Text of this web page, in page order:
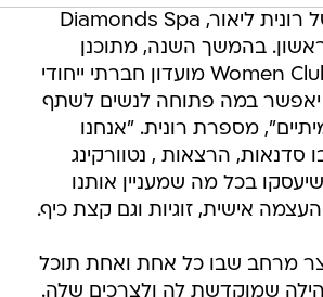
במסגרת החזון של רונית ליאור, Diamonds Spa
בהמשך השנה, מתוכנן
להיפתח במקוםWomen Club מועדון חברתי ייחודי
יאפשר במה פתוחה לנשים לשתף
מספרת רונית. "אנחנו
סדנאות, הרצאות , נטוורקינג
שיעסקו בכל מה שמעניין אותנו
אישית, זוגיות וגם קצת כיף.
מרחב שבו כל אחת ואחת תוכל
שמוקדשת לה ולצרכים שלה.